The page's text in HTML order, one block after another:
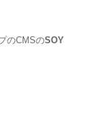
のCMSのSOY